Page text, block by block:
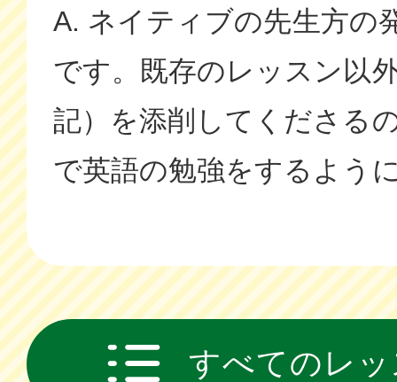
A. ネイティブの先生方の
です。既存のレッスン以
記）を添削してくださる
で英語の勉強をするよう
すべてのレ